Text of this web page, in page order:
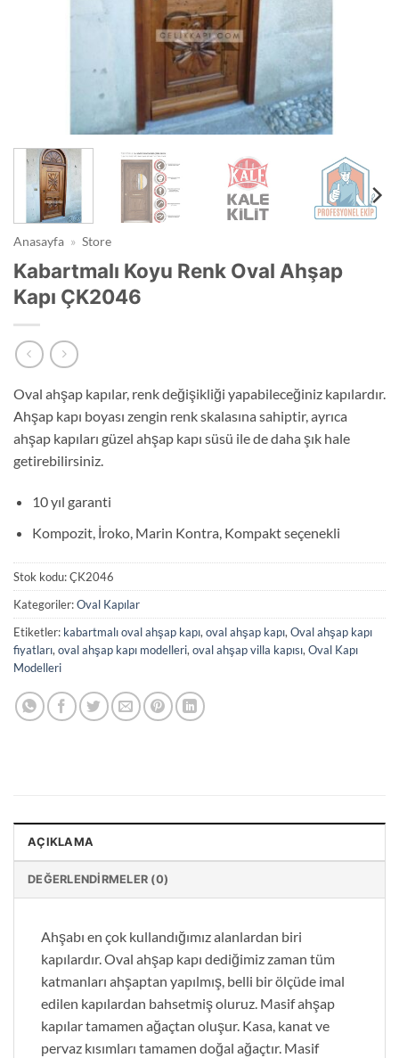
Anasayfa » Store
Kabartmalı Koyu Renk Oval Ahşap
Kapı ÇK2046
Oval ahşap kapılar, renk değişikliği yapabileceğiniz kapılardır.
Ahşap kapı boyası zengin renk skalasına sahiptir, ayrıca
ahşap kapıları güzel ahşap kapı süsü ile de daha şık hale
getirebilirsiniz.
10 yıl garanti
Kompozit, İroko, Marin Kontra, Kompakt seçenekli
Stok kodu:ÇK2046
Kategoriler:Oval Kapılar
Etiketler: kabartmalı oval ahşap kapı, oval ahşap kapı, Oval ahşap kapı
fiyatları, oval ahşap kapı modelleri, oval ahşap villa kapısı, Oval Kapı
Modelleri
AÇIKLAMA
DEĞERLENDIRMELER (0)
Ahşabı en çok kullandığımız alanlardan biri
kapılardır. Oval ahşap kapı dediğimiz zaman tüm
katmanları ahşaptan yapılmış, belli bir ölçüde imal
edilen kapılardan bahsetmiş oluruz. Masif ahşap
kapılar tamamen ağaçtan oluşur. Kasa, kanat ve
pervaz kısımları tamamen doğal ağaçtır. Masif